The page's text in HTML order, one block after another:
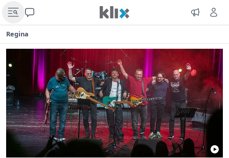
Regina